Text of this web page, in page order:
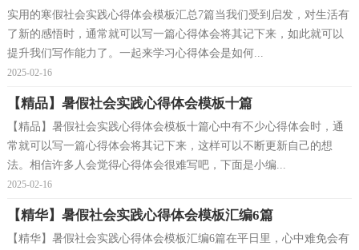
实用的寒假社会实践心得体会模板汇总7篇当我们受到启发，对生活有
了新的感悟时，通常就可以写一篇心得体会将其记下来，如此就可以
提升我们写作能力了。一起来学习心得体会是如何...
2025-02-16
【精品】暑假社会实践心得体会模板十篇
【精品】暑假社会实践心得体会模板十篇心中有不少心得体会时，通
常就可以写一篇心得体会将其记下来，这样可以不断更新自己的想
法。相信许多人会觉得心得体会很难写吧，下面是小编...
2025-02-16
【精华】暑假社会实践心得体会模板汇编6篇
【精华】暑假社会实践心得体会模板汇编6篇在平日里，心中难免会有